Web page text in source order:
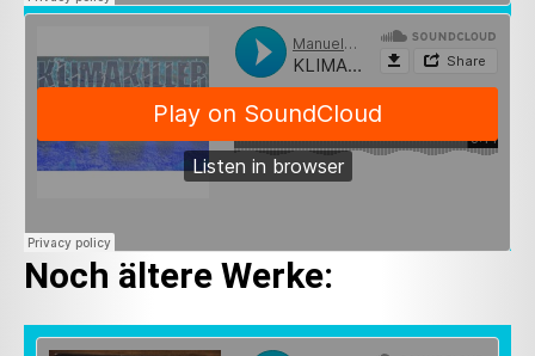
Noch ältere Werke: